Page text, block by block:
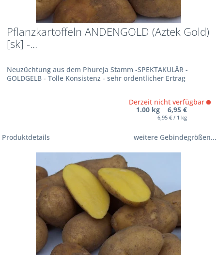
Pflanzkartoffeln ANDENGOLD (Aztek Gold)
[sk] -...
Neuzüchtung aus dem Phureja Stamm -SPEKTAKULÄR -
GOLDGELB - Tolle Konsistenz - sehr ordentlicher Ertrag
Derzeit nicht verfügbar
1.00 kg 6,95 €
6,95 € / 1 kg
Produktdetails weitere Gebindegrößen...